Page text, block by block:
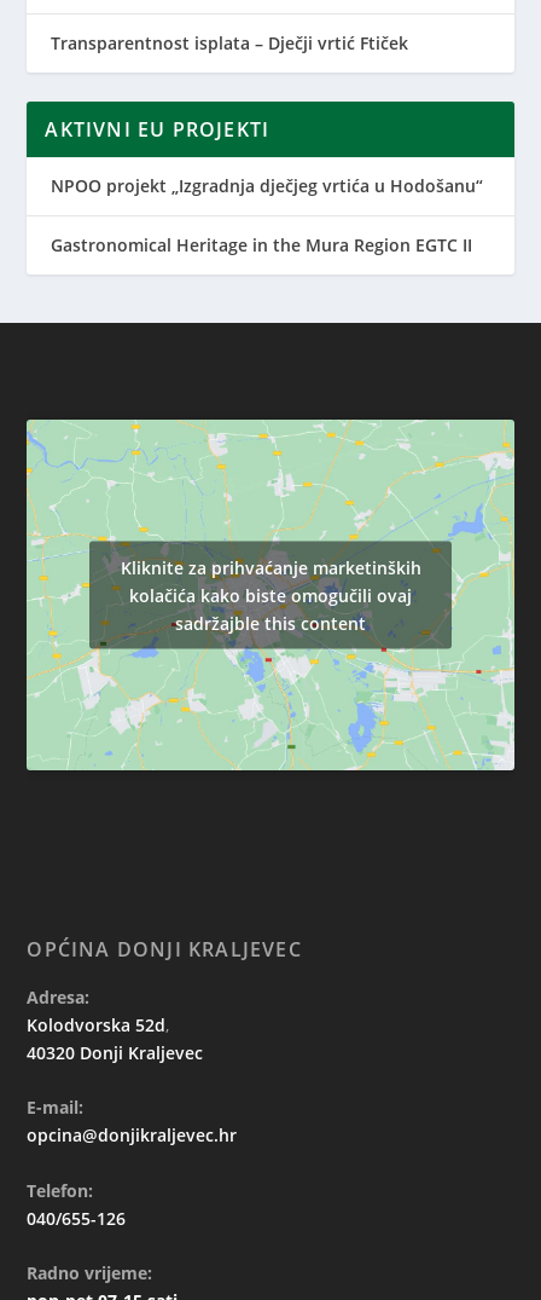
Transparentnost isplata – Dječji vrtić Ftiček
AKTIVNI EU PROJEKTI
NPOO projekt „Izgradnja dječjeg vrtića u Hodošanu“
Gastronomical Heritage in the Mura Region EGTC II
Kliknite za prihvaćanje marketinških
kolačića kako biste omogučili ovaj
sadržajble this content
OPĆINA DONJI KRALJEVEC
Adresa:
Kolodvorska 52d,
40320 Donji Kraljevec
E-mail:
opcina@donjikraljevec.hr
Telefon:
040/655-126
Radno vrijeme: